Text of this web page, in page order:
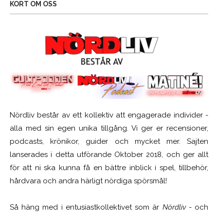
KORT OM OSS
Nördliv består av ett kollektiv att engagerade individer -
alla med sin egen unika tillgång. Vi ger er recensioner,
podcasts, krönikor, guider och mycket mer. Sajten
lanserades i detta utförande Oktober 2018, och ger allt
för att ni ska kunna få en bättre inblick i spel, tillbehör,
hårdvara och andra härligt nördiga spörsmål!
Så häng med i entusiastkollektivet som är Nördliv- och